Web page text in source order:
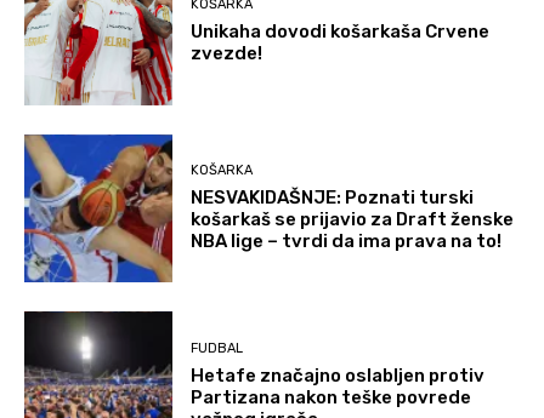
KOŠARKA
Unikaha dovodi košarkaša Crvene
zvezde!
KOŠARKA
NESVAKIDAŠNJE: Poznati turski
košarkaš se prijavio za Draft ženske
NBA lige – tvrdi da ima prava na to!
FUDBAL
Hetafe značajno oslabljen protiv
Partizana nakon teške povrede